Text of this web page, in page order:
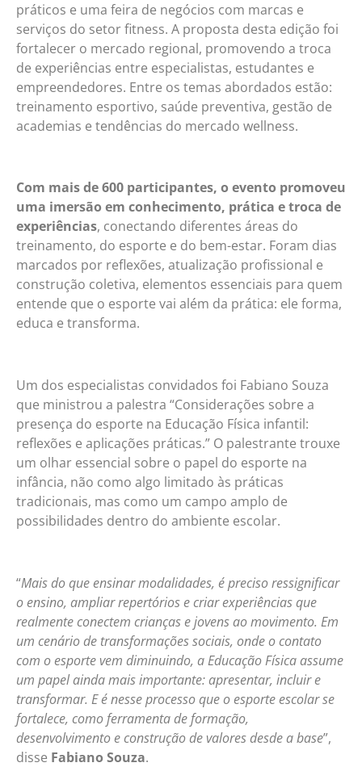
práticos e uma feira de negócios com marcas e
serviços do setor fitness. A proposta desta edição foi
fortalecer o mercado regional, promovendo a troca
de experiências entre especialistas, estudantes e
empreendedores. Entre os temas abordados estão:
treinamento esportivo, saúde preventiva, gestão de
academias e tendências do mercado wellness.
Com mais de 600 participantes, o evento promoveu
uma imersão em conhecimento, prática e troca de
experiências, conectando diferentes áreas do
treinamento, do esporte e do bem-estar. Foram dias
marcados por reflexões, atualização profissional e
construção coletiva, elementos essenciais para quem
entende que o esporte vai além da prática: ele forma,
educa e transforma.
Um dos especialistas convidados foi Fabiano Souza
que ministrou a palestra “Considerações sobre a
presença do esporte na Educação Física infantil:
reflexões e aplicações práticas.” O palestrante trouxe
um olhar essencial sobre o papel do esporte na
infância, não como algo limitado às práticas
tradicionais, mas como um campo amplo de
possibilidades dentro do ambiente escolar.
“Mais do que ensinar modalidades, é preciso ressignificar
o ensino, ampliar repertórios e criar experiências que
realmente conectem crianças e jovens ao movimento. Em
um cenário de transformações sociais, onde o contato
com o esporte vem diminuindo, a Educação Física assume
um papel ainda mais importante: apresentar, incluir e
transformar. E é nesse processo que o esporte escolar se
fortalece, como ferramenta de formação,
desenvolvimento e construção de valores desde a base”,
disse Fabiano Souza.